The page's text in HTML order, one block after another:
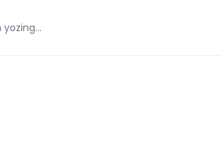
yangiliklari